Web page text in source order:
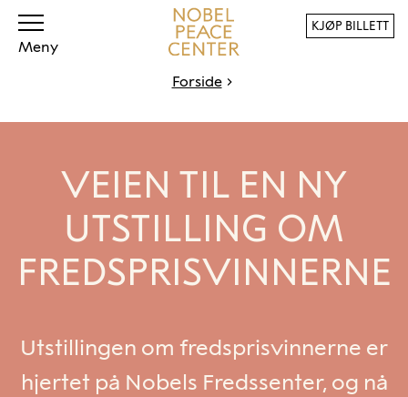
KJØP BILLETT
Meny
Forside
VEIEN TIL EN NY
UTSTILLING OM
FREDSPRISVINNERNE
Utstillingen om fredsprisvinnerne er
hjertet på Nobels Fredssenter, og nå